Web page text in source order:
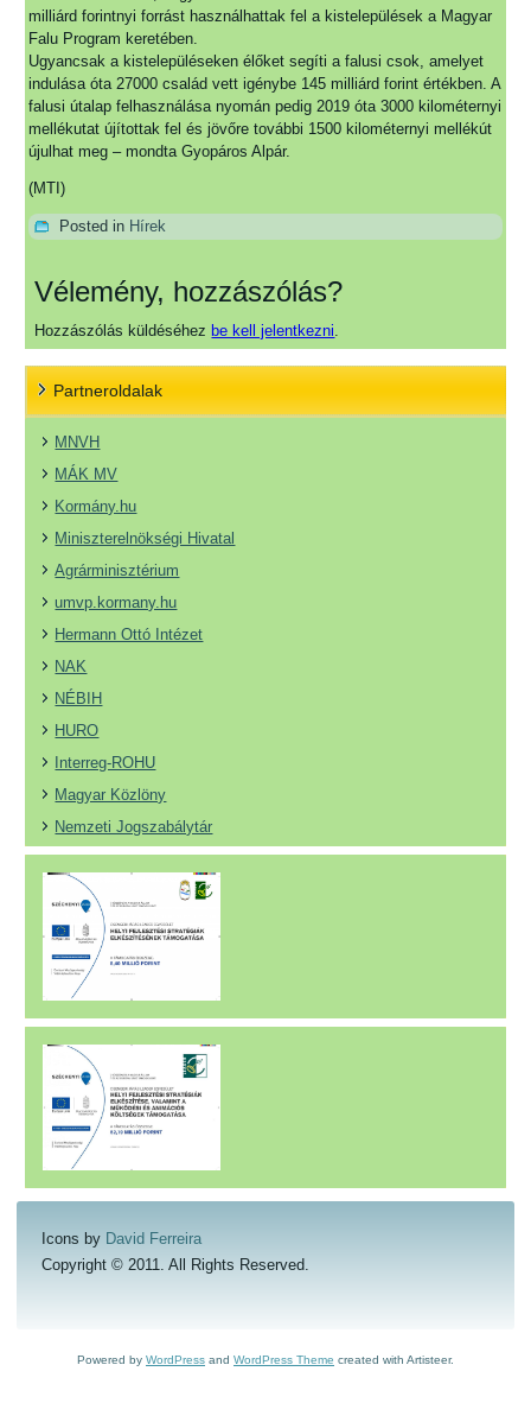
milliárd forintnyi forrást használhattak fel a kistelepülések a Magyar
Falu Program keretében.
Ugyancsak a kistelepüléseken élőket segíti a falusi csok, amelyet
indulása óta 27000 család vett igénybe 145 milliárd forint értékben. A
falusi útalap felhasználása nyomán pedig 2019 óta 3000 kilométernyi
mellékutat újítottak fel és jövőre további 1500 kilométernyi mellékút
újulhat meg – mondta Gyopáros Alpár.
(MTI)
Posted in Hírek
Vélemény, hozzászólás?
Hozzászólás küldéséhez be kell jelentkezni.
Partneroldalak
MNVH
MÁK MV
Kormány.hu
Miniszterelnökségi Hivatal
Agrárminisztérium
umvp.kormany.hu
Hermann Ottó Intézet
NAK
NÉBIH
HURO
Interreg-ROHU
Magyar Közlöny
Nemzeti Jogszabálytár
Icons by David Ferreira
Copyright © 2011. All Rights Reserved.
Powered by WordPress and WordPress Theme created with Artisteer.